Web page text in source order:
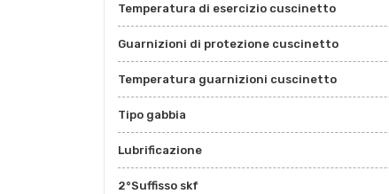
Temperatura di esercizio cuscinetto
Guarnizioni di protezione cuscinetto
Temperatura guarnizioni cuscinetto
Tipo gabbia
Lubrificazione
2°Suffisso skf